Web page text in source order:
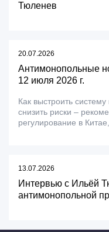
Тюленев
20.07.2026
Антимонопольные
12 июля 2026 г.
Как выстроить
снизить риски –
регулирование в Китае,
13.07.2026
Интервью с Ильёй
антимонопольной